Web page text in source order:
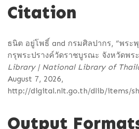
Citation
ธนิต อยู่โพธิ์ and กรมศิลปากร, “พร
กรุพระปรางค์วัดราชบูรณะ จังหวัดพร
Library | National Library of
August 7, 2026,
http://digital.nlt.go.th/dlib/items/
Output